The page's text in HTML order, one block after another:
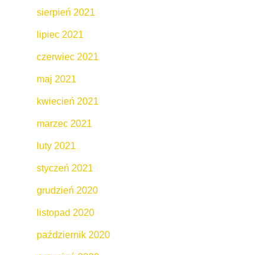
sierpień 2021
lipiec 2021
czerwiec 2021
maj 2021
kwiecień 2021
marzec 2021
luty 2021
styczeń 2021
grudzień 2020
listopad 2020
październik 2020